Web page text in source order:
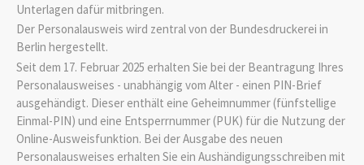
Unterlagen dafür mitbringen.
Der Personalausweis wird zentral von der Bundesdruckerei in
Berlin hergestellt.
Seit dem 17. Februar 2025 erhalten Sie bei der Beantragung Ihres
Personalausweises - unabhängig vom Alter - einen PIN-Brief
ausgehändigt. Dieser enthält eine Geheimnummer(fünfstellige
Einmal-PIN) und eine Entsperrnummer (PUK) für die Nutzung der
Online-Ausweisfunktion. Bei der Ausgabe des neuen
Personalausweises erhalten Sie ein Aushändigungsschreiben mit